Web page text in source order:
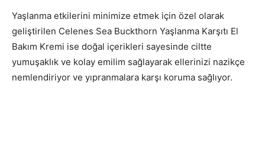
Yaşlanma etkilerini minimize etmek için özel olarak
geliştirilen Celenes Sea Buckthorn Yaşlanma Karşıtı El
Bakım Kremi ise doğal içerikleri sayesinde ciltte
yumuşaklık ve kolay emilim sağlayarak ellerinizi nazikçe
nemlendiriyor ve yıpranmalara karşı koruma sağlıyor.